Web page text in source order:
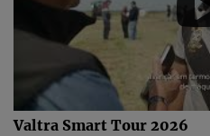
Valtra Smart Tour 2026